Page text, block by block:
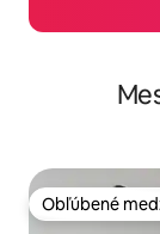
Obľúbené
Obľúbené